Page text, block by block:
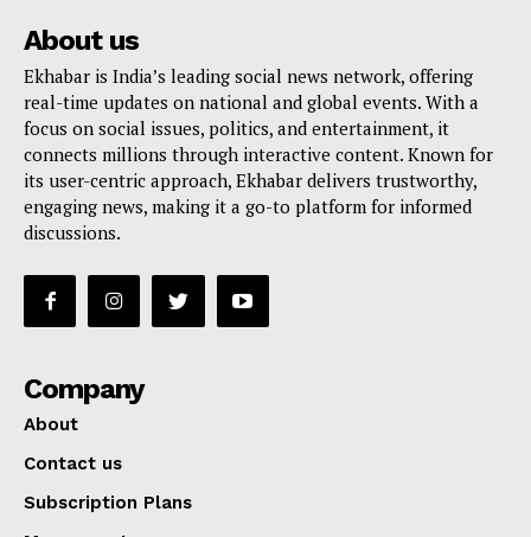
About us
Ekhabar is India’s leading social news network, offering
real-time updates on national and global events. With a
focus on social issues, politics, and entertainment, it
connects millions through interactive content. Known for
its user-centric approach, Ekhabar delivers trustworthy,
engaging news, making it a go-to platform for informed
discussions.
Company
About
Contact us
Subscription Plans